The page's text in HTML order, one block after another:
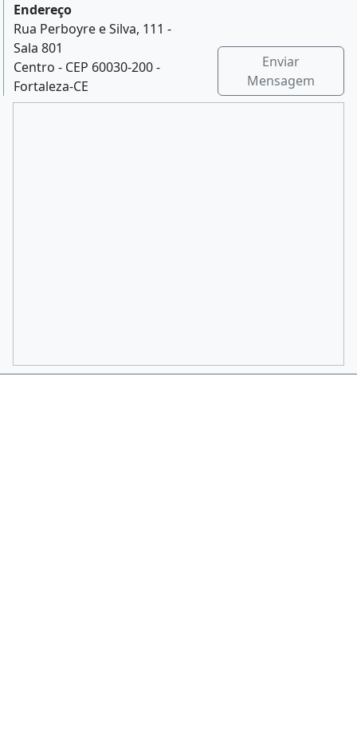
Endereço
Rua Perboyre e Silva, 111 -
Sala 801
Centro - CEP 60030-200 -
Fortaleza-CE
Enviar
Mensagem